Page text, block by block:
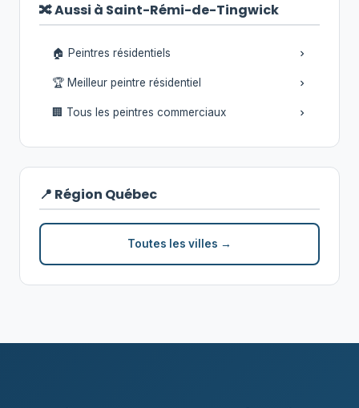
🔀 Aussi à Saint-Rémi-de-Tingwick
🏠 Peintres résidentiels
🏆 Meilleur peintre résidentiel
🏢 Tous les peintres commerciaux
📍 Région Québec
Toutes les villes →